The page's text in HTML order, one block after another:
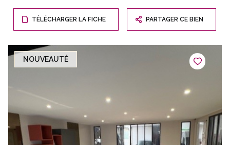
TÉLÉCHARGER LA FICHE PARTAGER CE BIEN
NOUVEAUTÉ